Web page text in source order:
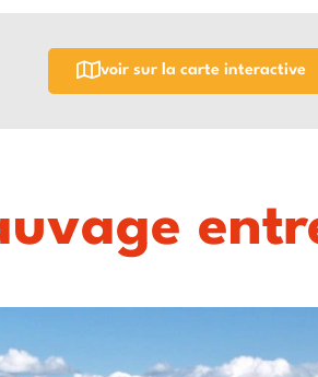
voir sur la carte interactive